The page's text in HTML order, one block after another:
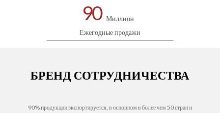
90 Миллион
Ежегодные продажи
БРЕНД СОТРУДНИЧЕСТВА
90% продукции экспортируется, в основном в более чем 50 стран и